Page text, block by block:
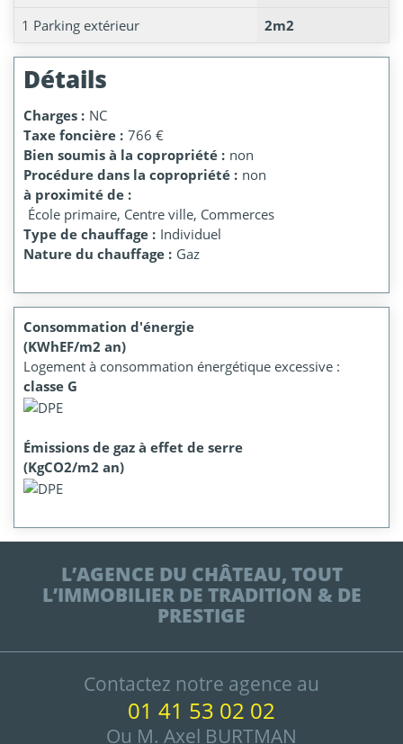
1 Parking extérieur
2m2
Détails
Charges : NC
Taxe foncière : 766 €
Bien soumis à la copropriété : non
Procédure dans la copropriété : non
à proximité de :
École primaire, Centre ville, Commerces
Type de chauffage : Individuel
Nature du chauffage : Gaz
Consommation d'énergie
(KWhEF/m2 an)
Logement à consommation énergétique excessive :
classe G
Émissions de gaz à effet de serre
(KgCO2/m2 an)
L’AGENCE DU CHÂTEAU, TOUT
L’IMMOBILIER DE TRADITION & DE
PRESTIGE
Contactez notre agence au
01 41 53 02 02
Ou M. Axel BURTMAN